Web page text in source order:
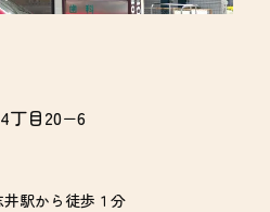
丁目20−6
駅から徒歩１分